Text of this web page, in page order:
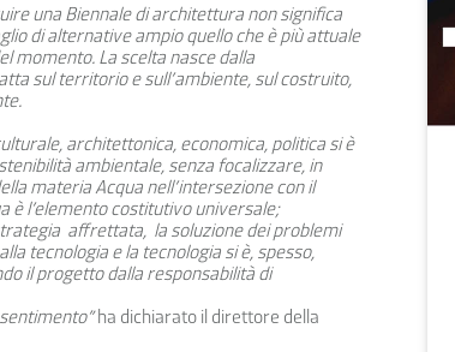
una Biennale di architettura non significa
di alternative ampio quello che è più attuale
momento. La scelta nasce dalla
sul territorio e sull’ambiente, sul costruito,
architettonica, economica, politica si è
ambientale, senza focalizzare, in
materia Acqua nell’intersezione con il
è l’elemento costitutivo universale;
affrettata, la soluzione dei problemi
tecnologia e la tecnologia si è, spesso,
il progetto dalla responsabilità di
ha dichiarato il direttore della